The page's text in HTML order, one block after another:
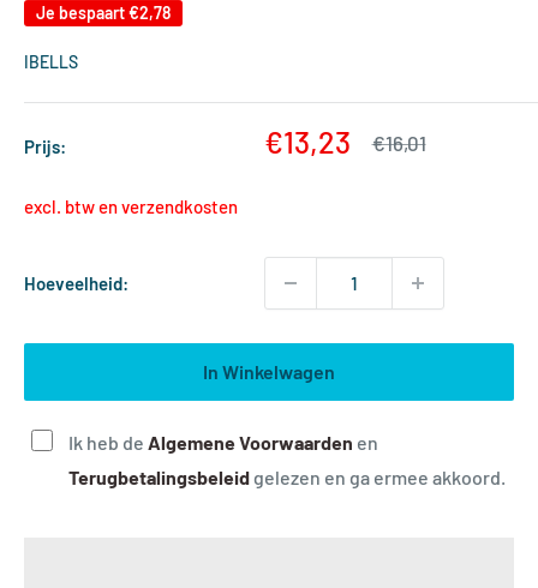
Je bespaart€2,78
IBELLS
Prijs: Verkoopprijs
€13,23
Normale
€16,01
excl. btw en verzendkosten
Hoeveelheid:
In Winkelwagen
Ik heb de Algemene Voorwaarden en
Terugbetalingsbeleid gelezen en ga ermee akkoord.